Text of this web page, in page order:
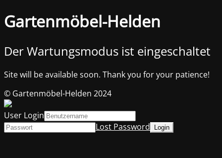
Gartenmöbel-Helden
Der Wartungsmodus ist eingeschaltet
Site will be available soon. Thank you for your patience!
© Gartenmöbel-Helden 2024
User Login
Lost Password